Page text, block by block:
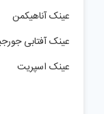
عینک آناهیکمن
عینک آفتابی
عینک اسپریت